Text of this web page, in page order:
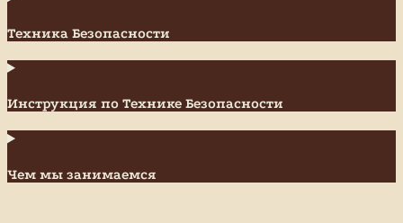
Техника Безопасности
Инструкция по Технике Безопасности
Чем мы занимаемся